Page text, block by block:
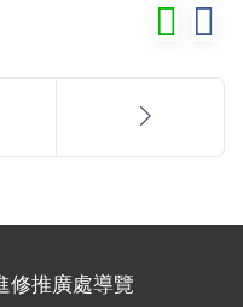
修推廣處導覽